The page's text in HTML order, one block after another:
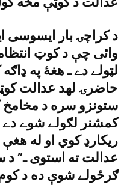
د کراچۍ بار ايسوسى
وائى چې د کوټ
لټولے دے ـ هغۀ په
حاضرۍ لهد عدالت
ستونزو سره د مخامخ
کمشنر لګولے شوے دے
ريکارډ کوي او له
عدالت ته استوى ـ”
ګرځولے شوې ده د